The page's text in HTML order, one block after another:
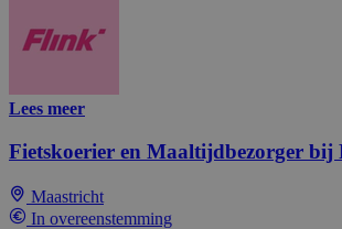
Lees meer
Fietskoerier en Maaltijdbezorger bij
Maastricht
In overeenstemming